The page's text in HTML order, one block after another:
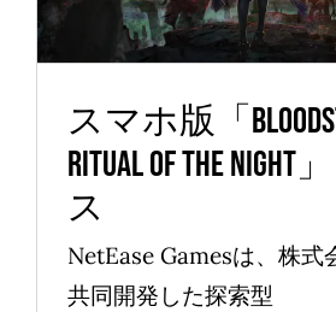
News
スマホ版「
Ritual of the Night
ス
NetEase Gamesは、株式
共同開発した探索型